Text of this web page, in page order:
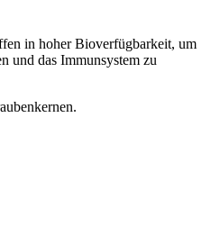
in hoher Bioverfügbarkeit, um
und das Immunsystem zu